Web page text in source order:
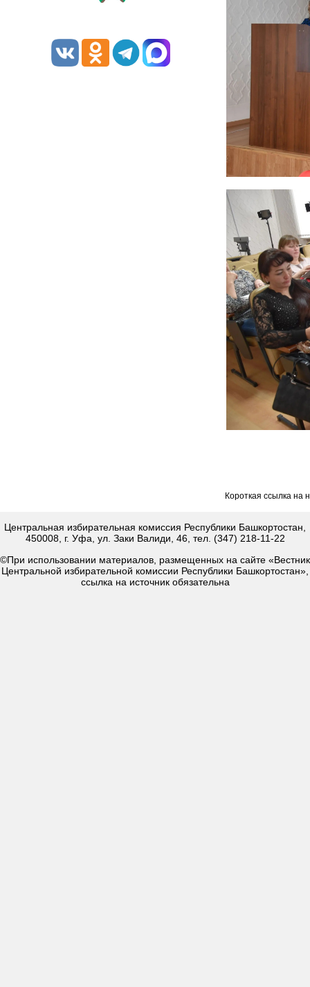
Короткая ссылка на
Центральная избирательная комиссия Республики Башкортостан,
450008, г. Уфа, ул. Заки Валиди, 46, тел. (347) 218-11-22
©При использовании материалов, размещенных на сайте «Вестник
Центральной избирательной комиссии Республики Башкортостан»,
ссылка на источник обязательна